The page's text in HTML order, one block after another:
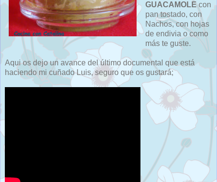
GUACAMOLEcon
pan tostado, con
Nachos, con hojas
de endivia o como
más te guste.
Aqui os dejo un avance del último documental que está
haciendo mi cuñado Luis, seguro que os gustará;